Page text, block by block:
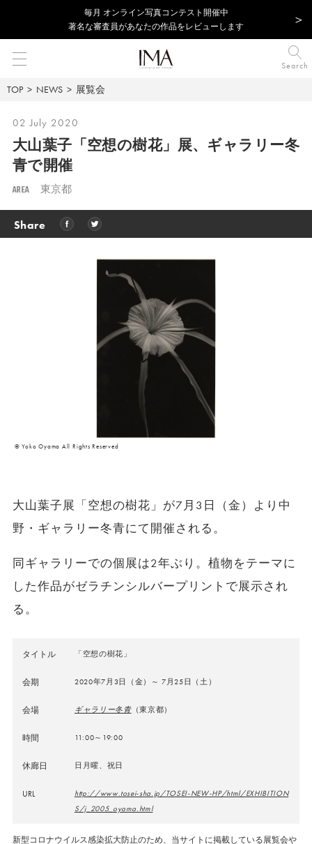
毎⽉ オンライン写真コンテスト開催中
著名な審査員があなたの作品をレビューします
Search
TOP NEWS 展覧会
02 July 2020
大山葉子「空想の樹花」展、ギャラリー冬
青で開催
AREA 東京都
Share
© Yoko Oyama All Rights Reserved
大山葉子展「空想の樹花」が7月3日（金）より中
野・ギャラリー冬青にて開催される。
同ギャラリーでの個展は2年ぶり。植物をテーマに
した作品がゼラチンシルバープリントで展示され
る。
タイトル 「空想の樹花」
会期 2020年7月3日（金）～ 7月25日（土）
会場 ギャラリー冬青（東京都）
時間 11:00～19:00
休廊日 日月曜、祝日
URL
http://www.tosei-sha.jp/TOSEI-NEW-HP/html/EXHIBITION
S/j_2005_oyama.html
新型コロナウイルス感染拡大防止のため、当サイトに掲載している展覧会や